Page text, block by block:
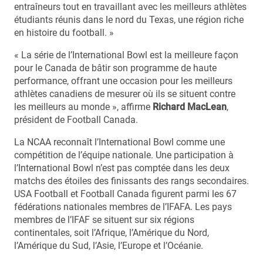
entraîneurs tout en travaillant avec les meilleurs athlètes
étudiants réunis dans le nord du Texas, une région riche
en histoire du football. »
« La série de l’International Bowl est la meilleure façon
pour le Canada de bâtir son programme de haute
performance, offrant une occasion pour les meilleurs
athlètes canadiens de mesurer où ils se situent contre
les meilleurs au monde », affirme Richard MacLean,
président de Football Canada.
La NCAA reconnaît l’International Bowl comme une
compétition de l’équipe nationale. Une participation à
l’International Bowl n’est pas comptée dans les deux
matchs des étoiles des finissants des rangs secondaires.
USA Football et Football Canada figurent parmi les 67
fédérations nationales membres de l’IFAFA. Les pays
membres de l’IFAF se situent sur six régions
continentales, soit l’Afrique, l’Amérique du Nord,
l’Amérique du Sud, l’Asie, l’Europe et l’Océanie.